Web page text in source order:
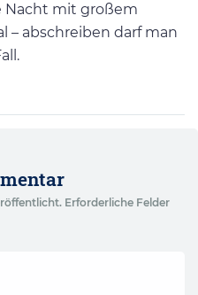
Nacht mit großem
– abschreiben darf man
Erforderliche Felder